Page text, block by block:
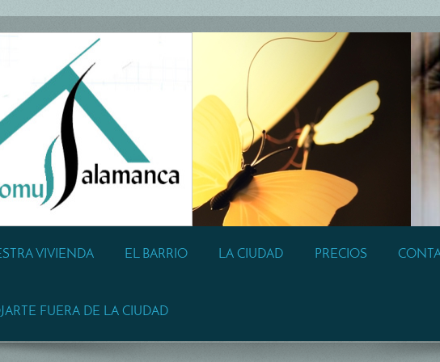
VIVIENDA EL BARRIO LA CIUDAD PRECIOS
FUERA DE LA CIUDAD